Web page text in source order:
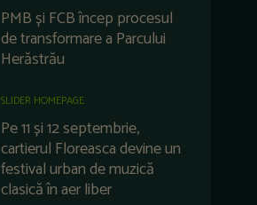
PMB și FCB încep procesul
de transformare a Parcului
Herăstrău
SLIDER HOMEPAGE
Pe 11 și 12 septembrie,
cartierul Floreasca devine un
festival urban de muzică
clasică în aer liber